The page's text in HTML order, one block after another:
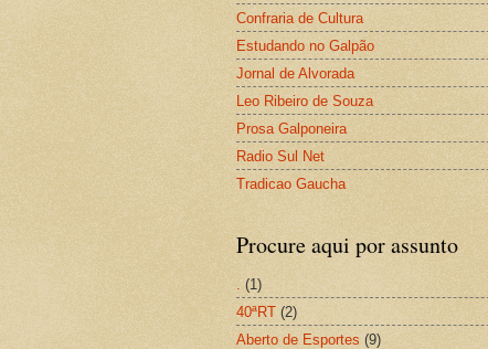
Confraria de Cultura
Estudando no Galpão
Jornal de Alvorada
Leo Ribeiro de Souza
Prosa Galponeira
Radio Sul Net
Tradicao Gaucha
Procure aqui por assunto
(1)
40ªRT (2)
Aberto de Esportes (9)